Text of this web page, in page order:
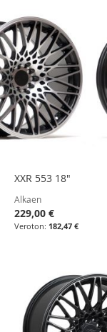
XXR 553 18"
Alkaen
229,00 €
182,47 €